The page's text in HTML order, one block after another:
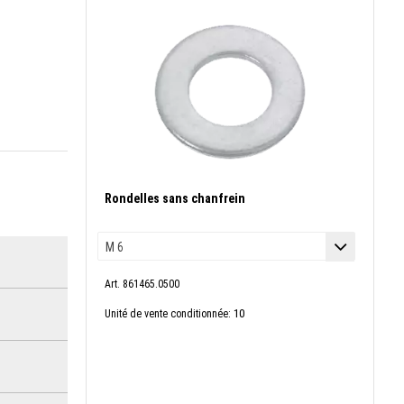
Rondelles sans chanfrein
Art. 861465.0500
Unité de vente conditionnée: 10